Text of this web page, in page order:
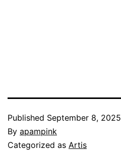
Published September 8, 2025
By apampink
Categorized as Artis